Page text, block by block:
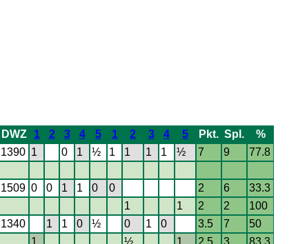
DWZ 1 2 3 4 5 1 2 3 4 5 Pkt. Spl.
%
1390 1 0 1 ½ 1 1 1 1 ½ 7 9
77.8
1509 0 0 1 1 0 0 2 6
33.3
1 1 2 2
100
1340 1 1 0 ½ 0 1 0 3.5 7
50
1 ½ 1 2.5 3
83.3